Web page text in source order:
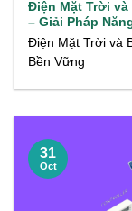
Điện Mặt Trời và
– Giải Pháp
Điện Mặt Trời và
Bền Vững
31
Oct